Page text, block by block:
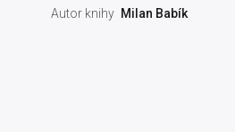
Autor knihy Milan Babík